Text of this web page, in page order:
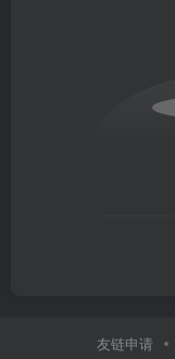
友链申请